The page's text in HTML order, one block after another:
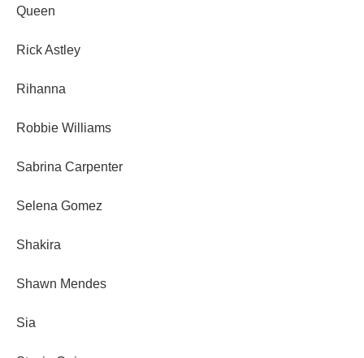
Queen
Rick Astley
Rihanna
Robbie Williams
Sabrina Carpenter
Selena Gomez
Shakira
Shawn Mendes
Sia